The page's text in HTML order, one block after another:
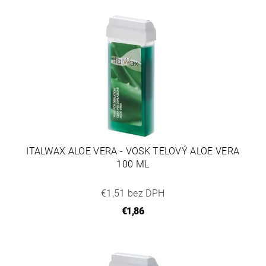
ITALWAX ALOE VERA - VOSK TELOVÝ ALOE VERA
100 ML
€1,51 bez DPH
€1,86